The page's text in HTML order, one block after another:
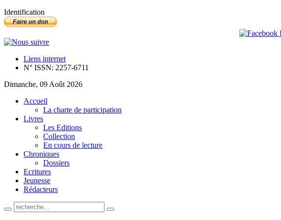
Identification
Liens internet
N° ISSN: 2257-6711
Dimanche, 09 Août 2026
Accueil
La charte de participation
Livres
Les Editions
Collection
En cours de lecture
Chroniques
Dossiers
Ecritures
Jeunesse
Rédacteurs